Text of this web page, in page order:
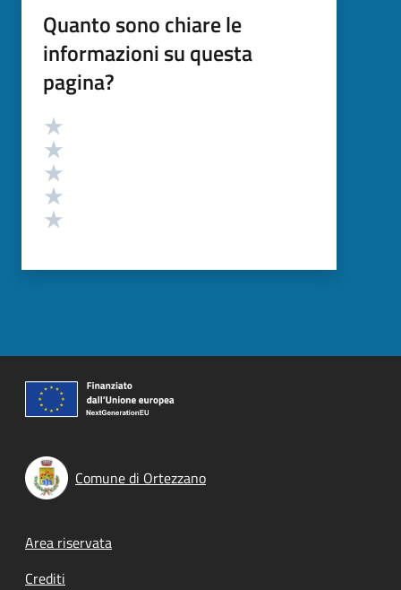
Quanto sono chiare le
informazioni su questa
pagina?
Valutazione
Comune di Ortezzano
Footer menu
Area riservata
Crediti